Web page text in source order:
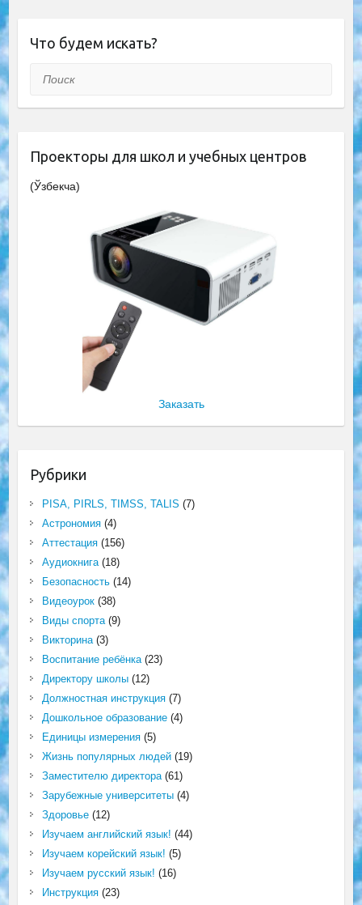
Что будем искать?
Поиск
Проекторы для школ и учебных центров
(Ўзбекча)
Заказать
Рубрики
PISA, PIRLS, TIMSS, TALIS (7)
Астрономия(4)
Аттестация(156)
Аудиокнига(18)
Безопасность(14)
Видеоурок(38)
Виды спорта(9)
Викторина(3)
Воспитание ребёнка(23)
Директору школы(12)
Должностная инструкция(7)
Дошкольное образование(4)
Единицы измерения(5)
Жизнь популярных людей(19)
Заместителю директора(61)
Зарубежные университеты(4)
Здоровье(12)
Изучаем английский язык! (44)
Изучаем корейский язык! (5)
Изучаем русский язык! (16)
Инструкция(23)